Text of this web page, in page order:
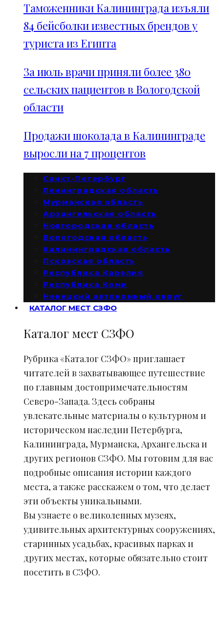
Таможенники Калининграда изъяли
84 бейсболки известных брендов у
туриста из Египта
За июль врачи приняли более 380
сельских пациентов в Вологодской
области
Продажи шоколада в Калининграде
выросли на 7 процентов
Санкт-Петербург
Ленинградская область
Мурманская область
Архангельская область
Новгородская область
Вологодская область
Калининградская область
Псковская область
Республика Карелия
Республика Коми
Ненецкий автономный округ
КАТАЛОГ МЕСТ СЗФО
Каталог мест СЗФО
Рубрика «Каталог СЗФО» приглашает
читателей в захватывающее путешествие
по главным достопримечательностям
Северо-Запада. Здесь собраны
увлекательные материалы о культурном и
историческом наследии Петербурга,
Калининграда, Мурманска, Архангельска и
других регионов СЗФО. Мы готовим для вас
подробные описания истории каждого
места, а также расскажем о том, что делает
эти объекты уникальными.
Вы узнаете о великолепных музеях,
удивительных архитектурных сооружениях,
старинных усадьбах, красивых парках и
других местах, которые обязательно стоит
посетить в СЗФО.